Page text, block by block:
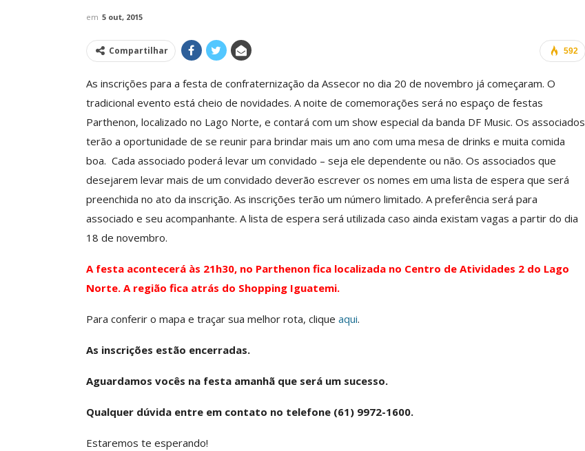
em 5 out, 2015
592
Compartilhar
As inscrições para a festa de confraternização da Assecor no dia 20 de novembro já começaram. O
tradicional evento está cheio de novidades. A noite de comemorações será no espaço de festas
Parthenon, localizado no Lago Norte, e contará com um show especial da banda DF Music. Os associados
terão a oportunidade de se reunir para brindar mais um ano com uma mesa de drinks e muita comida
boa. Cada associado poderá levar um convidado – seja ele dependente ou não. Os associados que
desejarem levar mais de um convidado deverão escrever os nomes em uma lista de espera que será
preenchida no ato da inscrição. As inscrições terão um número limitado. A preferência será para
associado e seu acompanhante. A lista de espera será utilizada caso ainda existam vagas a partir do dia
18 de novembro.
A festa acontecerá às 21h30, no Parthenon fica localizada no Centro de Atividades 2 do Lago
Norte. A região fica atrás do Shopping Iguatemi.
Para conferir o mapa e traçar sua melhor rota, clique aqui.
As inscrições estão encerradas.
Aguardamos vocês na festa amanhã que será um sucesso.
Qualquer dúvida entre em contato no telefone (61) 9972-1600.
Estaremos te esperando!
Clube De Benefícios ASSECOR
Reúne Dezenas De Escolas De
Idiomas Com Condições…
Comunicacao 29 jun, 2026
Da Mesa Nacional De
Participa De Debate Sobre A
Unificação Das Carreiras Do…
Comunicacao 5 ago, 2026